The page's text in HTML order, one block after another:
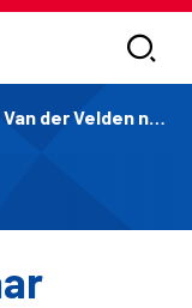
Van der Velden naar Lakeside